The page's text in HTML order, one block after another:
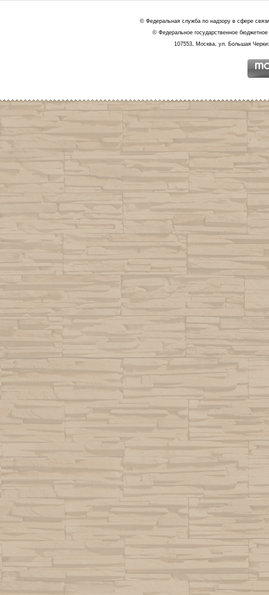
© Федеральная служба по надзору в сфере
© Федеральное государственное
107553, Москва, ул. Большая